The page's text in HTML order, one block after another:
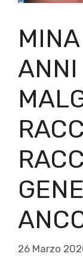
ANNI
26 Marzo